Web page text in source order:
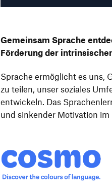
Gemeinsam Sprache
Förderung der
Sprache ermöglicht es uns,
zu teilen, unser soziales
entwickeln. Das
und sinkender Motivation im